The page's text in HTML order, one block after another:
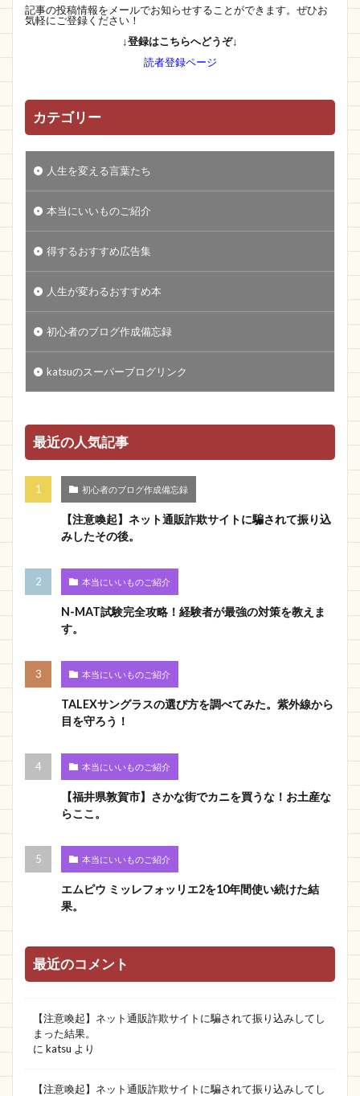
記事の投稿情報をメールでお知らせすることができます。ぜひお
気軽にご登録ください！
↓登録はこちらへどうぞ↓
読者登録ページ
カテゴリー
人生を変える言葉たち
本当にいいものご紹介
得するおすすめ広告集
人生が変わるおすすめ本
初心者のブログ作成備忘録
katsuのスーパーブログリンク
最近の人気記事
初心者のブログ作成備忘録
【注意喚起】ネット通販詐欺サイトに騙されて振り込
みしたその後。
本当にいいものご紹介
N-MAT試験完全攻略！経験者が最強の対策を教えま
す。
本当にいいものご紹介
TALEXサングラスの選び方を調べてみた。紫外線から
目を守ろう！
本当にいいものご紹介
【福井県敦賀市】さかな街でカニを買うな！お土産な
らここ。
本当にいいものご紹介
エムピウ ミッレフォッリエ2を10年間使い続けた結
果。
最近のコメント
【注意喚起】ネット通販詐欺サイトに騙されて振り込みしてし
まった結果。
に katsu より
【注意喚起】ネット通販詐欺サイトに騙されて振り込みしてし